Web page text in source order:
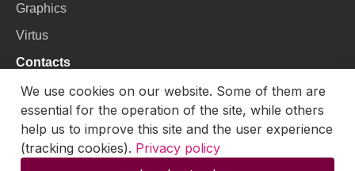
Graphics
Virtus
Contacts
VU Library
Universiteto g. 3, LT-01122, Vilnius
Email:skaitmenines.kolekcijos@mb.vu.lt
We use cookies on our website. Some of them are
essential for the operation of the site, while others
help us to improve this site and the user experience
(tracking cookies). Privacy policy